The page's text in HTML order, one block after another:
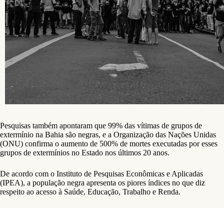
Pesquisas também apontaram que 99% das vítimas de grupos de
extermínio na Bahia são negras, e a Organização das Nações Unidas
(ONU) confirma o aumento de 500% de mortes executadas por esses
grupos de extermínios no Estado nos últimos 20 anos.
De acordo com o Instituto de Pesquisas Econômicas e Aplicadas
(IPEA), a população negra apresenta os piores índices no que diz
respeito ao acesso à Saúde, Educação, Trabalho e Renda.